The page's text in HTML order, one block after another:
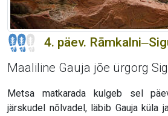
4. päev.
Maaliline Gauja jõe ürgorg
Metsa matkarada kulgeb sel
järskudel nõlvadel, läbib Gauja küla